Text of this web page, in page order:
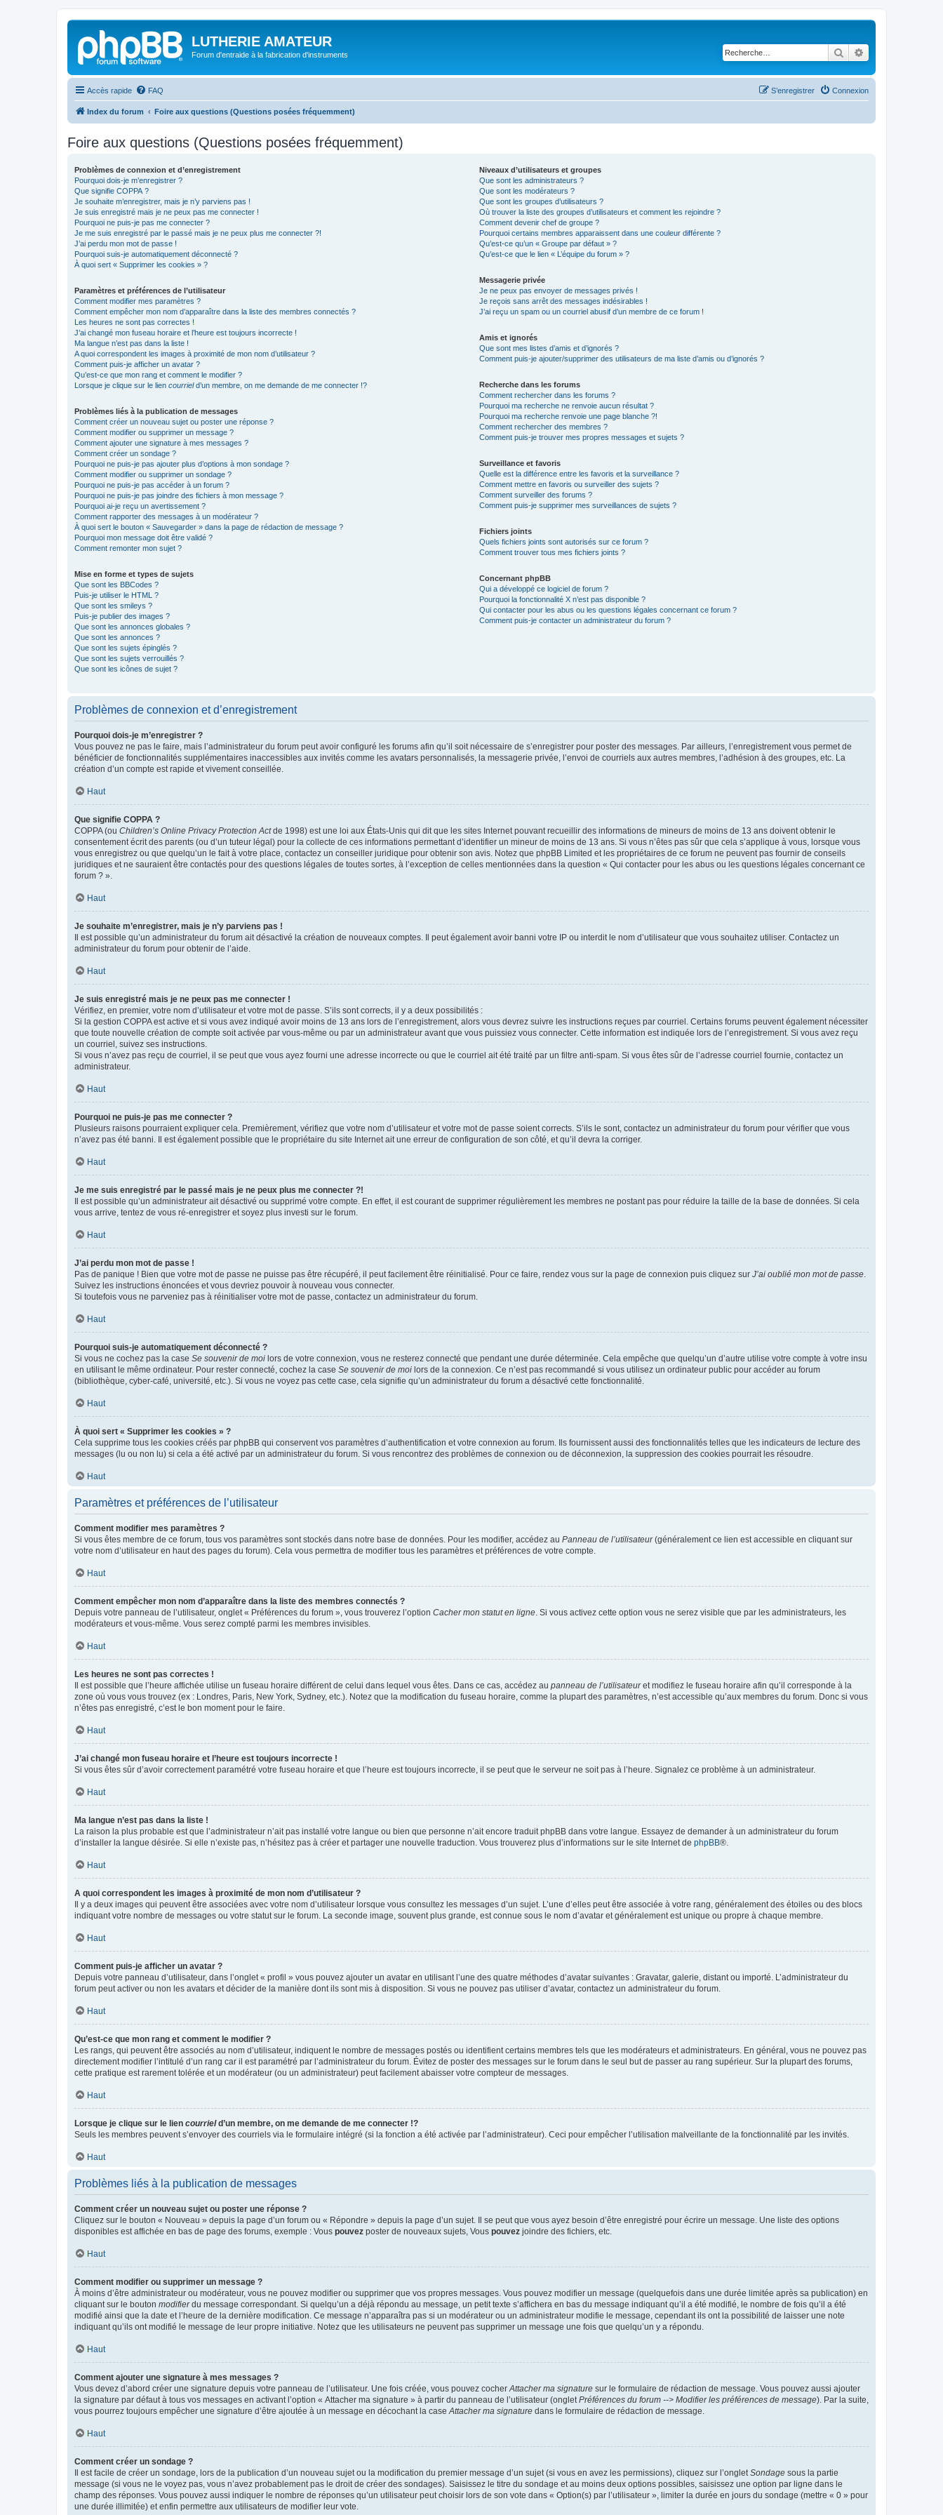
LUTHERIE AMATEUR
Forum d'entraide à la fabrication d'instruments Rechercher
Accès rapide FAQ Connexion
S’enregistrer
Index du forum Foire aux questions (Questions posées fréquemment)
Foire aux questions (Questions posées fréquemment)
Problèmes de connexion et d’enregistrement
Pourquoi dois-je m’enregistrer ?
Que signifie COPPA ?
Je souhaite m’enregistrer, mais je n’y parviens pas !
Je suis enregistré mais je ne peux pas me connecter !
Pourquoi ne puis-je pas me connecter ?
Je me suis enregistré par le passé mais je ne peux plus me connecter ?!
J’ai perdu mon mot de passe !
Pourquoi suis-je automatiquement déconnecté ?
À quoi sert « Supprimer les cookies » ?
Paramètres et préférences de l’utilisateur
Comment modifier mes paramètres ?
Comment empêcher mon nom d’apparaître dans la liste des membres connectés ?
Les heures ne sont pas correctes !
J’ai changé mon fuseau horaire et l’heure est toujours incorrecte !
Ma langue n’est pas dans la liste !
A quoi correspondent les images à proximité de mon nom d’utilisateur ?
Comment puis-je afficher un avatar ?
Qu’est-ce que mon rang et comment le modifier ?
Lorsque je clique sur le lien courrield’un membre, on me demande de me connecter !?
Problèmes liés à la publication de messages
Comment créer un nouveau sujet ou poster une réponse ?
Comment modifier ou supprimer un message ?
Comment ajouter une signature à mes messages ?
Comment créer un sondage ?
Pourquoi ne puis-je pas ajouter plus d’options à mon sondage ?
Comment modifier ou supprimer un sondage ?
Pourquoi ne puis-je pas accéder à un forum ?
Pourquoi ne puis-je pas joindre des fichiers à mon message ?
Pourquoi ai-je reçu un avertissement ?
Comment rapporter des messages à un modérateur ?
À quoi sert le bouton « Sauvegarder » dans la page de rédaction de message ?
Pourquoi mon message doit être validé ?
Comment remonter mon sujet ?
Mise en forme et types de sujets
Que sont les BBCodes ?
Puis-je utiliser le HTML ?
Que sont les smileys ?
Puis-je publier des images ?
Que sont les annonces globales ?
Que sont les annonces ?
Que sont les sujets épinglés ?
Que sont les sujets verrouillés ?
Que sont les icônes de sujet ?
Niveaux d’utilisateurs et groupes
Que sont les administrateurs ?
Que sont les modérateurs ?
Que sont les groupes d’utilisateurs ?
Où trouver la liste des groupes d’utilisateurs et comment les rejoindre ?
Comment devenir chef de groupe ?
Pourquoi certains membres apparaissent dans une couleur différente ?
Qu’est-ce qu’un « Groupe par défaut » ?
Qu’est-ce que le lien « L’équipe du forum » ?
Messagerie privée
Je ne peux pas envoyer de messages privés !
Je reçois sans arrêt des messages indésirables !
J’ai reçu un spam ou un courriel abusif d’un membre de ce forum !
Amis et ignorés
Que sont mes listes d’amis et d’ignorés ?
Comment puis-je ajouter/supprimer des utilisateurs de ma liste d’amis ou d’ignorés ?
Recherche dans les forums
Comment rechercher dans les forums ?
Pourquoi ma recherche ne renvoie aucun résultat ?
Pourquoi ma recherche renvoie une page blanche ?!
Comment rechercher des membres ?
Comment puis-je trouver mes propres messages et sujets ?
Surveillance et favoris
Quelle est la différence entre les favoris et la surveillance ?
Comment mettre en favoris ou surveiller des sujets ?
Comment surveiller des forums ?
Comment puis-je supprimer mes surveillances de sujets ?
Fichiers joints
Quels fichiers joints sont autorisés sur ce forum ?
Comment trouver tous mes fichiers joints ?
Concernant phpBB
Qui a développé ce logiciel de forum ?
Pourquoi la fonctionnalité X n’est pas disponible ?
Qui contacter pour les abus ou les questions légales concernant ce forum ?
Comment puis-je contacter un administrateur du forum ?
Problèmes de connexion et d’enregistrement
Pourquoi dois-je m’enregistrer ?
Vous pouvez ne pas le faire, mais l’administrateur du forum peut avoir configuré les forums afin qu’il soit nécessaire de s’enregistrer pour poster des messages. Par ailleurs, l’enregistrement vous permet de
bénéficier de fonctionnalités supplémentaires inaccessibles aux invités comme les avatars personnalisés, la messagerie privée, l’envoi de courriels aux autres membres, l’adhésion à des groupes, etc. La
création d’un compte est rapide et vivement conseillée.
Haut
Que signifie COPPA ?
COPPA (ou Children’s Online Privacy Protection Actde 1998) est une loi aux États-Unis qui dit que les sites Internet pouvant recueillir des informations de mineurs de moins de 13 ans doivent obtenir le
consentement écrit des parents (ou d’un tuteur légal) pour la collecte de ces informations permettant d’identifier un mineur de moins de 13 ans. Si vous n’êtes pas sûr que cela s’applique à vous, lorsque vous
vous enregistrez ou que quelqu’un le fait à votre place, contactez un conseiller juridique pour obtenir son avis. Notez que phpBB Limited et les propriétaires de ce forum ne peuvent pas fournir de conseils
juridiques et ne sauraient être contactés pour des questions légales de toutes sortes, à l’exception de celles mentionnées dans la question « Qui contacter pour les abus ou les questions légales concernant ce
forum ? ».
Haut
Je souhaite m’enregistrer, mais je n’y parviens pas !
Il est possible qu’un administrateur du forum ait désactivé la création de nouveaux comptes. Il peut également avoir banni votre IP ou interdit le nom d’utilisateur que vous souhaitez utiliser. Contactez un
administrateur du forum pour obtenir de l’aide.
Haut
Je suis enregistré mais je ne peux pas me connecter !
Vérifiez, en premier, votre nom d’utilisateur et votre mot de passe. S’ils sont corrects, il y a deux possibilités :
Si la gestion COPPA est active et si vous avez indiqué avoir moins de 13 ans lors de l’enregistrement, alors vous devrez suivre les instructions reçues par courriel. Certains forums peuvent également nécessiter
que toute nouvelle création de compte soit activée par vous-même ou par un administrateur avant que vous puissiez vous connecter. Cette information est indiquée lors de l’enregistrement. Si vous avez reçu
un courriel, suivez ses instructions.
Si vous n’avez pas reçu de courriel, il se peut que vous ayez fourni une adresse incorrecte ou que le courriel ait été traité par un filtre anti-spam. Si vous êtes sûr de l’adresse courriel fournie, contactez un
administrateur.
Haut
Pourquoi ne puis-je pas me connecter ?
Plusieurs raisons pourraient expliquer cela. Premièrement, vérifiez que votre nom d’utilisateur et votre mot de passe soient corrects. S’ils le sont, contactez un administrateur du forum pour vérifier que vous
n’avez pas été banni. Il est également possible que le propriétaire du site Internet ait une erreur de configuration de son côté, et qu’il devra la corriger.
Haut
Je me suis enregistré par le passé mais je ne peux plus me connecter ?!
Il est possible qu’un administrateur ait désactivé ou supprimé votre compte. En effet, il est courant de supprimer régulièrement les membres ne postant pas pour réduire la taille de la base de données. Si cela
vous arrive, tentez de vous ré-enregistrer et soyez plus investi sur le forum.
Haut
J’ai perdu mon mot de passe !
Pas de panique ! Bien que votre mot de passe ne puisse pas être récupéré, il peut facilement être réinitialisé. Pour ce faire, rendez vous sur la page de connexion puis cliquez sur J’ai oublié mon mot de passe
Suivez les instructions énoncées et vous devriez pouvoir à nouveau vous connecter.
Si toutefois vous ne parveniez pas à réinitialiser votre mot de passe, contactez un administrateur du forum.
Haut
Pourquoi suis-je automatiquement déconnecté ?
Si vous ne cochez pas la case Se souvenir de moi lors de votre connexion, vous ne resterez connecté que pendant une durée déterminée. Cela empêche que quelqu’un d’autre utilise votre compte à votre insu
en utilisant le même ordinateur. Pour rester connecté, cochez la case Se souvenir de moi lors de la connexion. Ce n’est pas recommandé si vous utilisez un ordinateur public pour accéder au forum
(bibliothèque, cyber-café, université, etc.). Si vous ne voyez pas cette case, cela signifie qu’un administrateur du forum a désactivé cette fonctionnalité.
Haut
À quoi sert « Supprimer les cookies » ?
Cela supprime tous les cookies créés par phpBB qui conservent vos paramètres d’authentification et votre connexion au forum. Ils fournissent aussi des fonctionnalités telles que les indicateurs de lecture des
messages (lu ou non lu) si cela a été activé par un administrateur du forum. Si vous rencontrez des problèmes de connexion ou de déconnexion, la suppression des cookies pourrait les résoudre.
Haut
Paramètres et préférences de l’utilisateur
Comment modifier mes paramètres ?
Si vous êtes membre de ce forum, tous vos paramètres sont stockés dans notre base de données. Pour les modifier, accédez au Panneau de l’utilisateur(généralement ce lien est accessible en cliquant sur
votre nom d’utilisateur en haut des pages du forum). Cela vous permettra de modifier tous les paramètres et préférences de votre compte.
Haut
Comment empêcher mon nom d’apparaître dans la liste des membres connectés ?
Depuis votre panneau de l’utilisateur, onglet « Préférences du forum », vous trouverez l’option Cacher mon statut en ligne . Si vous activez cette option vous ne serez visible que par les administrateurs, les
modérateurs et vous-même. Vous serez compté parmi les membres invisibles.
Haut
Les heures ne sont pas correctes !
Il est possible que l’heure affichée utilise un fuseau horaire différent de celui dans lequel vous êtes. Dans ce cas, accédez au panneau de l’utilisateuret modifiez le fuseau horaire afin qu’il corresponde à la
zone où vous vous trouvez (ex : Londres, Paris, New York, Sydney, etc.). Notez que la modification du fuseau horaire, comme la plupart des paramètres, n’est accessible qu’aux membres du forum. Donc si vous
n’êtes pas enregistré, c’est le bon moment pour le faire.
Haut
J’ai changé mon fuseau horaire et l’heure est toujours incorrecte !
Si vous êtes sûr d’avoir correctement paramétré votre fuseau horaire et que l’heure est toujours incorrecte, il se peut que le serveur ne soit pas à l’heure. Signalez ce problème à un administrateur.
Haut
Ma langue n’est pas dans la liste !
La raison la plus probable est que l’administrateur n’ait pas installé votre langue ou bien que personne n’ait encore traduit phpBB dans votre langue. Essayez de demander à un administrateur du forum
d’installer la langue désirée. Si elle n’existe pas, n’hésitez pas à créer et partager une nouvelle traduction. Vous trouverez plus d’informations sur le site Internet de phpBB®.
Haut
A quoi correspondent les images à proximité de mon nom d’utilisateur ?
Il y a deux images qui peuvent être associées avec votre nom d’utilisateur lorsque vous consultez les messages d’un sujet. L’une d’elles peut être associée à votre rang, généralement des étoiles ou des blocs
indiquant votre nombre de messages ou votre statut sur le forum. La seconde image, souvent plus grande, est connue sous le nom d’avatar et généralement est unique ou propre à chaque membre.
Haut
Comment puis-je afficher un avatar ?
Depuis votre panneau d’utilisateur, dans l’onglet « profil » vous pouvez ajouter un avatar en utilisant l’une des quatre méthodes d’avatar suivantes : Gravatar, galerie, distant ou importé. L’administrateur du
forum peut activer ou non les avatars et décider de la manière dont ils sont mis à disposition. Si vous ne pouvez pas utiliser d’avatar, contactez un administrateur du forum.
Haut
Qu’est-ce que mon rang et comment le modifier ?
Les rangs, qui peuvent être associés au nom d’utilisateur, indiquent le nombre de messages postés ou identifient certains membres tels que les modérateurs et administrateurs. En général, vous ne pouvez pas
directement modifier l’intitulé d’un rang car il est paramétré par l’administrateur du forum. Évitez de poster des messages sur le forum dans le seul but de passer au rang supérieur. Sur la plupart des forums,
cette pratique est rarement tolérée et un modérateur (ou un administrateur) peut facilement abaisser votre compteur de messages.
Haut
Lorsque je clique sur le lien courrield’un membre, on me demande de me connecter !?
Seuls les membres peuvent s’envoyer des courriels via le formulaire intégré (si la fonction a été activée par l’administrateur). Ceci pour empêcher l’utilisation malveillante de la fonctionnalité par les invités.
Haut
Problèmes liés à la publication de messages
Comment créer un nouveau sujet ou poster une réponse ?
Cliquez sur le bouton « Nouveau » depuis la page d’un forum ou « Répondre » depuis la page d’un sujet. Il se peut que vous ayez besoin d’être enregistré pour écrire un message. Une liste des options
disponibles est affichée en bas de page des forums, exemple : Vous pouvez poster de nouveaux sujets, Vous pouvez joindre des fichiers, etc.
Haut
Comment modifier ou supprimer un message ?
À moins d’être administrateur ou modérateur, vous ne pouvez modifier ou supprimer que vos propres messages. Vous pouvez modifier un message (quelquefois dans une durée limitée après sa publication) en
cliquant sur le bouton modifierdu message correspondant. Si quelqu’un a déjà répondu au message, un petit texte s’affichera en bas du message indiquant qu’il a été modifié, le nombre de fois qu’il a été
modifié ainsi que la date et l’heure de la dernière modification. Ce message n’apparaîtra pas si un modérateur ou un administrateur modifie le message, cependant ils ont la possibilité de laisser une note
indiquant qu’ils ont modifié le message de leur propre initiative. Notez que les utilisateurs ne peuvent pas supprimer un message une fois que quelqu’un y a répondu.
Haut
Comment ajouter une signature à mes messages ?
Vous devez d’abord créer une signature depuis votre panneau de l’utilisateur. Une fois créée, vous pouvez cocher Attacher ma signature sur le formulaire de rédaction de message. Vous pouvez aussi ajouter
la signature par défaut à tous vos messages en activant l’option « Attacher ma signature » à partir du panneau de l’utilisateur (onglet Préférences du forum --> Modifier les préférences de message). Par la suite,
vous pourrez toujours empêcher une signature d’être ajoutée à un message en décochant la case Attacher ma signature dans le formulaire de rédaction de message.
Haut
Comment créer un sondage ?
Il est facile de créer un sondage, lors de la publication d’un nouveau sujet ou la modification du premier message d’un sujet (si vous en avez les permissions), cliquez sur l’onglet Sondage sous la partie
message (si vous ne le voyez pas, vous n’avez probablement pas le droit de créer des sondages). Saisissez le titre du sondage et au moins deux options possibles, saisissez une option par ligne dans le
champ des réponses. Vous pouvez aussi indiquer le nombre de réponses qu’un utilisateur peut choisir lors de son vote dans « Option(s) par l’utilisateur », limiter la durée en jours du sondage (mettre « 0 » pour
une durée illimitée) et enfin permettre aux utilisateurs de modifier leur vote.